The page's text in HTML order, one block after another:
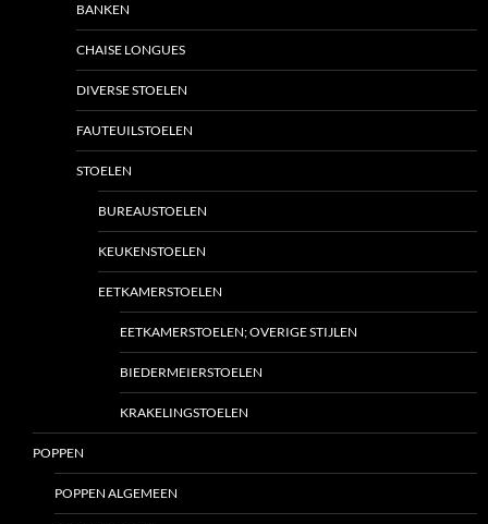
BANKEN
CHAISE LONGUES
DIVERSE STOELEN
FAUTEUILSTOELEN
STOELEN
BUREAUSTOELEN
KEUKENSTOELEN
EETKAMERSTOELEN
EETKAMERSTOELEN; OVERIGE STIJLEN
BIEDERMEIERSTOELEN
KRAKELINGSTOELEN
POPPEN
POPPEN ALGEMEEN